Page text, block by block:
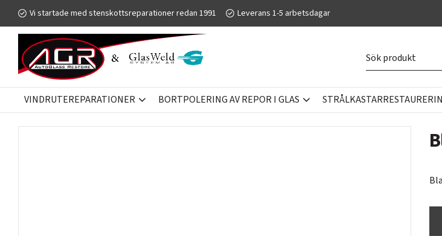
Vi startade med stenskottsreparationer redan 1991 Leverans 1-5 arbetsdagar
VINDRUTEREPARATIONER BORTPOLERING AV REPOR I GLAS
RUTBYTE DRAGKNIV - RENSVERKTYG